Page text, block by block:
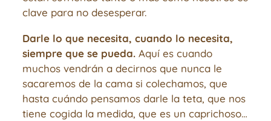
clave para no desesperar.
Darle lo que necesita, cuando lo necesita,
siempre que se pueda.Aquí es cuando
muchos vendrán a decirnos que nunca le
sacaremos de la cama si colechamos, que
hasta cuándo pensamos darle la teta, que nos
tiene cogida la medida, que es un caprichoso…